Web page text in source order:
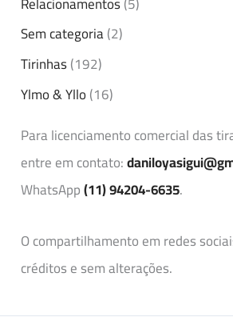
Sem categoria(2)
Tirinhas(192)
Ylmo & Yllo(16)
Para licenciamento comercial das
entre em contato:
WhatsApp(11) 94204-6635.
O compartilhamento em redes
créditos e sem alterações.